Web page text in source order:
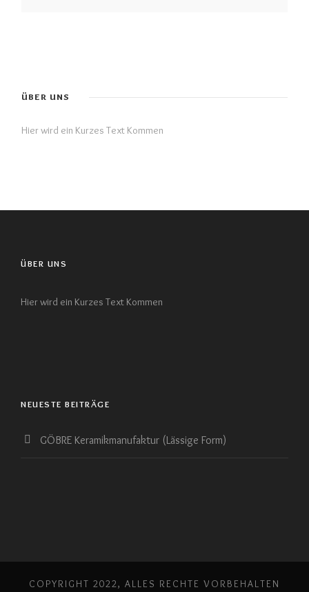
ÜBER UNS
Hier wird ein Kurzes Text Kommen
ÜBER UNS
Hier wird ein Kurzes Text Kommen
NEUESTE BEITRÄGE
GÖBRE Keramikmanufaktur (Lässige Form)
COPYRIGHT 2022, ALLES RECHTE VORBEHALTEN